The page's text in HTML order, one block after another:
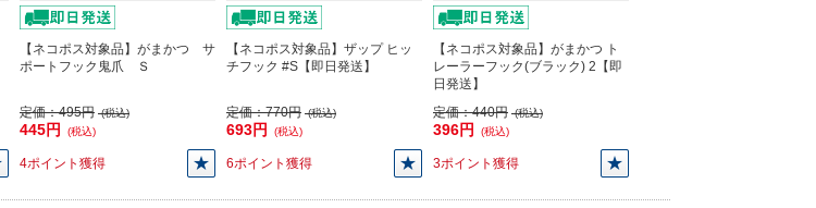
【ネコポス対象品】がまかつ サ
ポートフック鬼爪 Ｓ
定価：495円 (税込)
445円 (税込)
4ポイント獲得
【ネコポス対象品】ザップ ヒッ
チフック #S【即日発送】
定価：770円 (税込)
693円 (税込)
6ポイント獲得
【ネコポス対象品】がまかつ ト
レーラーフック(ブラック) 2【即
日発送】
定価：440円 (税込)
396円 (税込)
3ポイント獲得